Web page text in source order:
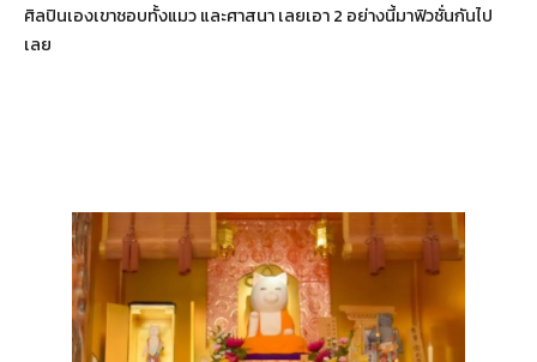
ศิลปินเองเขาชอบทั้งแมว และศาสนา เลยเอา 2 อย่างนี้มาฟิวชั่นกันไป
เลย